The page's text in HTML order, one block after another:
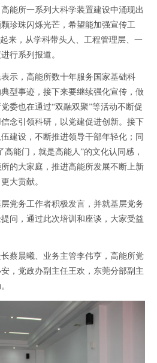
能所一系列大科学装置建设中涌现出
珍珠闪烁光芒，希望能加强宣传工
来，从学科带头人、工程管理层、一
行系列报道。
，高能所数十年服务国家基础科
型事迹，接下来要继续强化宣传，做
委也在通过“双融双聚”等活动不断促
念引领科研，以党建促进创新。接下
建设，不断推进领导干部年轻化；同
能门，就是高能人”的文化认同感，
的大家庭，推进高能所发展不断上新
大贡献。
务工作者积极发言，并就基层党务
问，通过此次培训和座谈，大家受益
晨曦、业务主管李伟亨，高能所党
，党政办副主任王欢，东莞分部副主